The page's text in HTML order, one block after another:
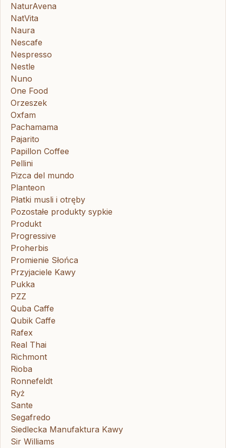
NaturAvena
NatVita
Naura
Nescafe
Nespresso
Nestle
Nuno
One Food
Orzeszek
Oxfam
Pachamama
Pajarito
Papillon Coffee
Pellini
Pizca del mundo
Planteon
Płatki musli i otręby
Pozostałe produkty sypkie
Produkt
Progressive
Proherbis
Promienie Słońca
Przyjaciele Kawy
Pukka
PZZ
Quba Caffe
Qubik Caffe
Rafex
Real Thai
Richmont
Rioba
Ronnefeldt
Ryż
Sante
Segafredo
Siedlecka Manufaktura Kawy
Sir Williams